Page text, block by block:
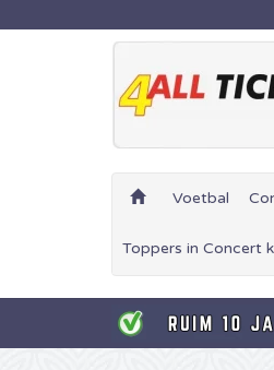
Voetbal
Toppers in Concert